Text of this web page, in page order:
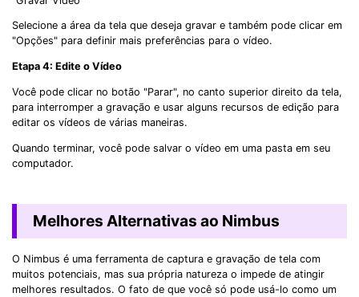
Selecione a área da tela que deseja gravar e também pode clicar em
"Opções" para definir mais preferências para o vídeo.
Etapa 4: Edite o Vídeo
Você pode clicar no botão "Parar", no canto superior direito da tela,
para interromper a gravação e usar alguns recursos de edição para
editar os vídeos de várias maneiras.
Quando terminar, você pode salvar o vídeo em uma pasta em seu
computador.
Melhores Alternativas ao Nimbus
O Nimbus é uma ferramenta de captura e gravação de tela com
muitos potenciais, mas sua própria natureza o impede de atingir
melhores resultados. O fato de que você só pode usá-lo como um